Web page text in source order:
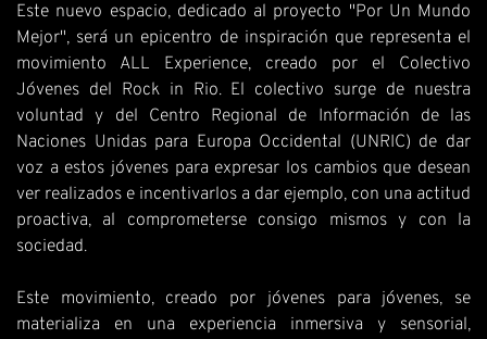
Este nuevo espacio, dedicado al proyecto "Por Un Mundo
Mejor", será un epicentro de inspiración que representa el
movimiento ALL Experience, creado por el Colectivo
Jóvenes del Rock in Rio. El colectivo surge de nuestra
voluntad y del Centro Regional de Información de las
Naciones Unidas para Europa Occidental (UNRIC) de dar
voz a estos jóvenes para expresar los cambios que desean
ver realizados e incentivarlos a dar ejemplo, con una actitud
proactiva, al comprometerse consigo mismos y con la
sociedad.
Este movimiento, creado por jóvenes para jóvenes, se
materializa en una experiencia inmersiva y sensorial,